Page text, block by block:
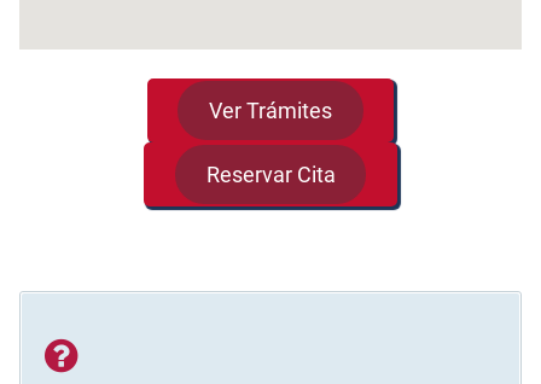
Ver Trámites
Reservar Cita